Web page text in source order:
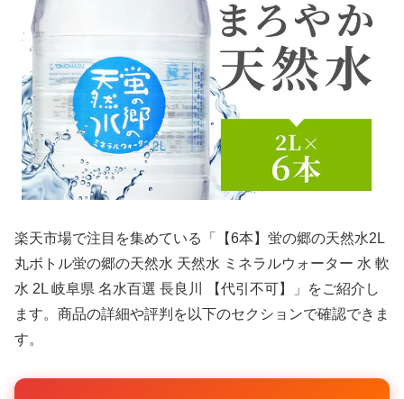
楽天市場で注目を集めている「【6本】蛍の郷の天然水2L
丸ボトル蛍の郷の天然水 天然水 ミネラルウォーター 水 軟
水 2L 岐阜県 名水百選 長良川 【代引不可】」をご紹介し
ます。商品の詳細や評判を以下のセクションで確認できま
す。